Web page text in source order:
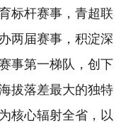
杆赛事，青超联
两届赛事，积淀深
事第一梯队，创下
拔落差最大的独特
核心辐射全省，以